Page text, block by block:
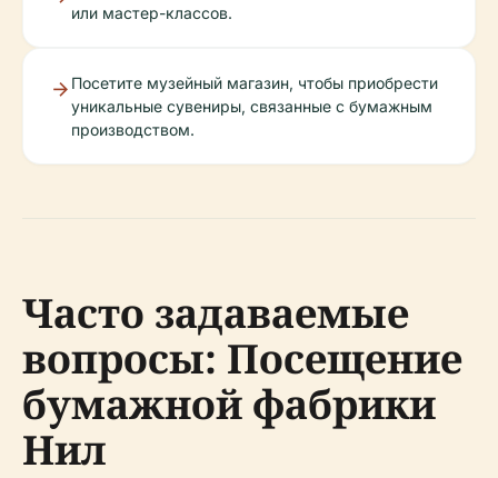
или мастер-классов.
Посетите музейный магазин, чтобы приобрести
уникальные сувениры, связанные с бумажным
производством.
Часто задаваемые
вопросы: Посещение
бумажной фабрики
Нил